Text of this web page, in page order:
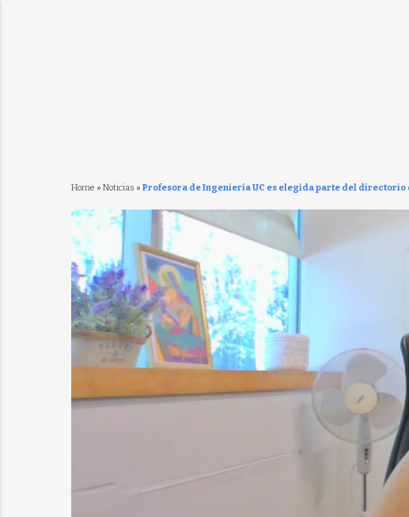
Home » Noticias » Profesora de Ingeniería UC es elegida parte del directorio